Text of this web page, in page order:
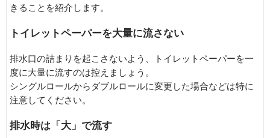
きることを紹介します。
トイレットペーパーを大量に流さない
排水口の詰まりを起こさないよう、トイレットペーパーを一
度に大量に流すのは控えましょう。
シングルロールからダブルロールに変更した場合などは特に
注意してください。
排水時は「大」で流す